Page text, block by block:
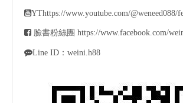
YThttps://www.youtube.com/@weneed088/
 臉書粉絲團 https://www.facebook.com/
Line ID：weini.h88